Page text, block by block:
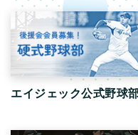
エイジェック公式野球